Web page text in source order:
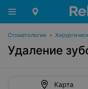
Стоматологии •
Удаление
Карта